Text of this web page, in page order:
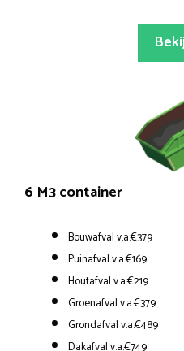
6 M3 container
Bouwafval v.a.€379
Puinafval v.a.€169
Houtafval v.a.€219
Groenafval v.a.€379
Grondafval v.a.€489
Dakafval v.a.€749